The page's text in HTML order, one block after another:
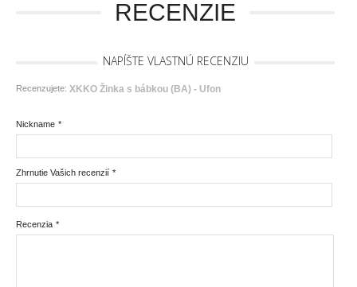
RECENZIE
NAPÍŠTE VLASTNÚ RECENZIU
Recenzujete: XKKO Žinka s bábkou (BA) - Ufon
*
Nickname
*
Zhrnutie Vašich recenzií
*
Recenzia